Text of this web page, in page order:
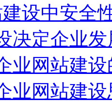
设中安全
决定企业
业网站建
业网站建设